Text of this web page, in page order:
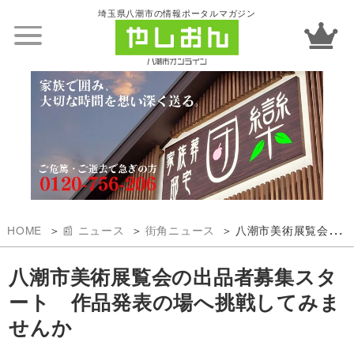
埼玉県八潮市の情報ポータルマガジン
HOME 📰 ニュース 街角ニュース 八潮市美術展覧会の出品者募集スタート 作品発表の場へ挑戦してみませんか
八潮市美術展覧会の出品者募集スタ
ート 作品発表の場へ挑戦してみま
せんか